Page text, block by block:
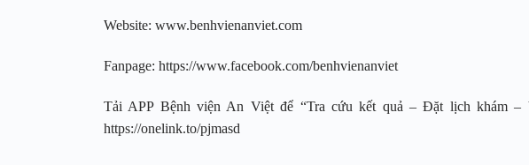
Website: www.benhvienanviet.com
Fanpage: https://www.facebook.com/benhvienanviet
Tải APP Bệnh viện An Việt để “Tra cứu kết quả – Đặt lịch khám
https://onelink.to/pjmasd